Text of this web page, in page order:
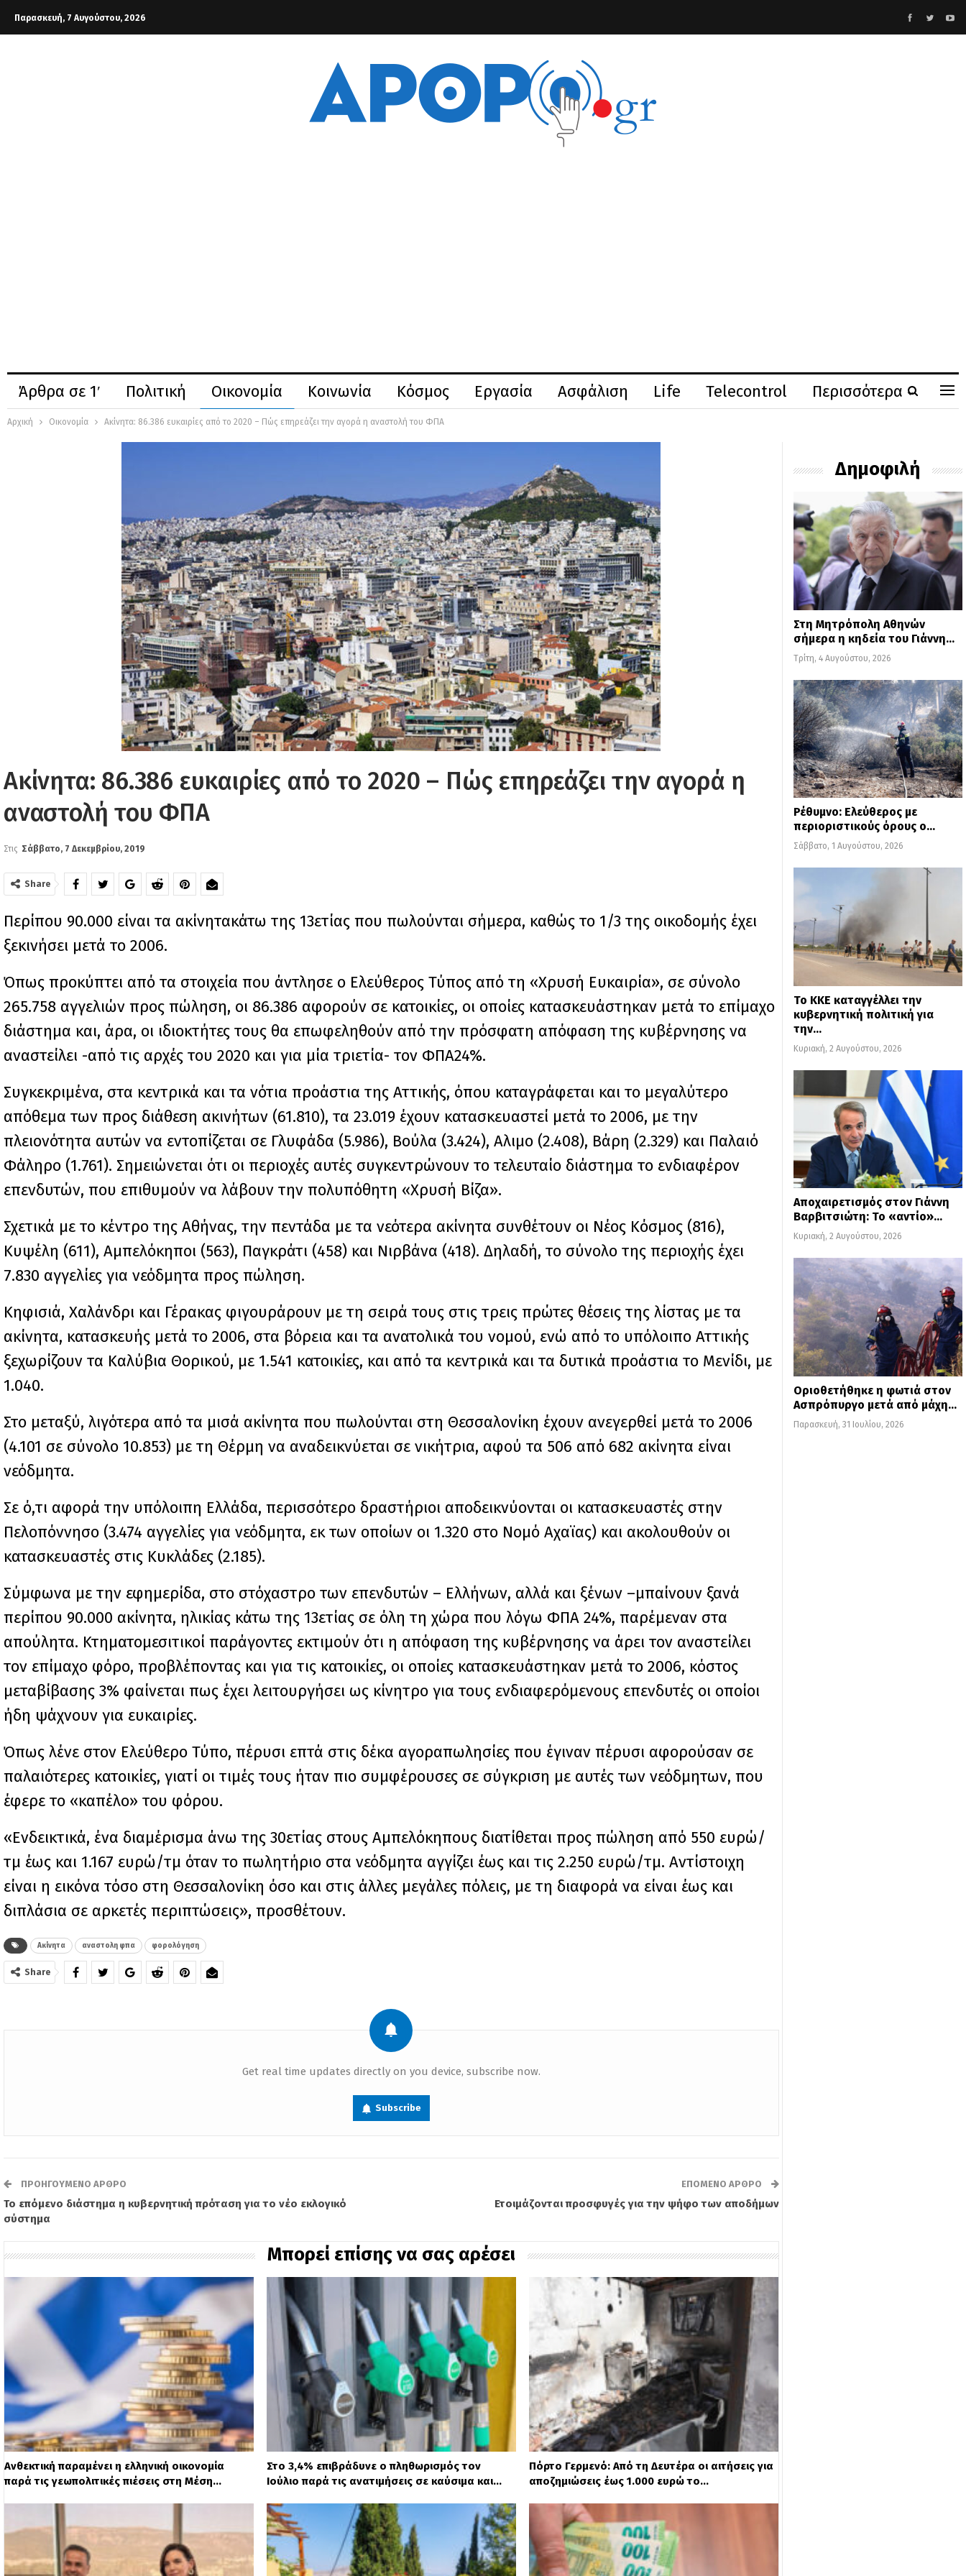
Παρασκευή, 7 Αυγούστου, 2026
Άρθρα σε 1′ Πολιτική Οικονομία Κοινωνία Κόσμος Εργασία Ασφάλιση Life Telecontrol Περισσότερα
Αρχική Οικονομία Ακίνητα: 86.386 ευκαιρίες από το 2020 – Πώς επηρεάζει την αγορά η αναστολή του ΦΠΑ
Ακίνητα: 86.386 ευκαιρίες από το 2020 – Πώς επηρεάζει την αγορά η
αναστολή του ΦΠΑ
Στις Σάββατο, 7 Δεκεμβρίου, 2019
Share
Περίπου 90.000 είναι τα ακίνητακάτω της 13ετίας που πωλούνται σήμερα, καθώς το 1/3 της οικοδομής έχει
ξεκινήσει μετά το 2006.
Όπως προκύπτει από τα στοιχεία που άντλησε ο Ελεύθερος Τύπος από τη «Χρυσή Ευκαιρία», σε σύνολο
265.758 αγγελιών προς πώληση, οι 86.386 αφορούν σε κατοικίες, οι οποίες κατασκευάστηκαν μετά το επίμαχο
διάστημα και, άρα, οι ιδιοκτήτες τους θα επωφεληθούν από την πρόσφατη απόφαση της κυβέρνησης να
αναστείλει -από τις αρχές του 2020 και για μία τριετία- τον ΦΠΑ24%.
Συγκεκριμένα, στα κεντρικά και τα νότια προάστια της Αττικής, όπου καταγράφεται και το μεγαλύτερο
απόθεμα των προς διάθεση ακινήτων (61.810), τα 23.019 έχουν κατασκευαστεί μετά το 2006, με την
πλειονότητα αυτών να εντοπίζεται σε Γλυφάδα (5.986), Βούλα (3.424), Αλιμο (2.408), Βάρη (2.329) και Παλαιό
Φάληρο (1.761). Σημειώνεται ότι οι περιοχές αυτές συγκεντρώνουν το τελευταίο διάστημα το ενδιαφέρον
επενδυτών, που επιθυμούν να λάβουν την πολυπόθητη «Χρυσή Βίζα».
Σχετικά με το κέντρο της Αθήνας, την πεντάδα με τα νεότερα ακίνητα συνθέτουν οι Νέος Κόσμος (816),
Κυψέλη (611), Αμπελόκηποι (563), Παγκράτι (458) και Νιρβάνα (418). Δηλαδή, το σύνολο της περιοχής έχει
7.830 αγγελίες για νεόδμητα προς πώληση.
Κηφισιά, Χαλάνδρι και Γέρακας φιγουράρουν με τη σειρά τους στις τρεις πρώτες θέσεις της λίστας με τα
ακίνητα, κατασκευής μετά το 2006, στα βόρεια και τα ανατολικά του νομού, ενώ από το υπόλοιπο Αττικής
ξεχωρίζουν τα Καλύβια Θορικού, με 1.541 κατοικίες, και από τα κεντρικά και τα δυτικά προάστια το Μενίδι, με
1.040.
Στο μεταξύ, λιγότερα από τα μισά ακίνητα που πωλούνται στη Θεσσαλονίκη έχουν ανεγερθεί μετά το 2006
(4.101 σε σύνολο 10.853) με τη Θέρμη να αναδεικνύεται σε νικήτρια, αφού τα 506 από 682 ακίνητα είναι
νεόδμητα.
Σε ό,τι αφορά την υπόλοιπη Ελλάδα, περισσότερο δραστήριοι αποδεικνύονται οι κατασκευαστές στην
Πελοπόννησο (3.474 αγγελίες για νεόδμητα, εκ των οποίων οι 1.320 στο Νομό Αχαϊας) και ακολουθούν οι
κατασκευαστές στις Κυκλάδες (2.185).
Σύμφωνα με την εφημερίδα, στο στόχαστρο των επενδυτών – Ελλήνων, αλλά και ξένων –μπαίνουν ξανά
περίπου 90.000 ακίνητα, ηλικίας κάτω της 13ετίας σε όλη τη χώρα που λόγω ΦΠΑ 24%, παρέμεναν στα
απούλητα. Κτηματομεσιτικοί παράγοντες εκτιμούν ότι η απόφαση της κυβέρνησης να άρει τον αναστείλει
τον επίμαχο φόρο, προβλέποντας και για τις κατοικίες, οι οποίες κατασκευάστηκαν μετά το 2006, κόστος
μεταβίβασης 3% φαίνεται πως έχει λειτουργήσει ως κίνητρο για τους ενδιαφερόμενους επενδυτές οι οποίοι
ήδη ψάχνουν για ευκαιρίες.
Όπως λένε στον Ελεύθερο Τύπο, πέρυσι επτά στις δέκα αγοραπωλησίες που έγιναν πέρυσι αφορούσαν σε
παλαιότερες κατοικίες, γιατί οι τιμές τους ήταν πιο συμφέρουσες σε σύγκριση με αυτές των νεόδμητων, που
έφερε το «καπέλο» του φόρου.
«Ενδεικτικά, ένα διαμέρισμα άνω της 30ετίας στους Αμπελόκηπους διατίθεται προς πώληση από 550 ευρώ/
τμ έως και 1.167 ευρώ/τμ όταν το πωλητήριο στα νεόδμητα αγγίζει έως και τις 2.250 ευρώ/τμ. Αντίστοιχη
είναι η εικόνα τόσο στη Θεσσαλονίκη όσο και στις άλλες μεγάλες πόλεις, με τη διαφορά να είναι έως και
διπλάσια σε αρκετές περιπτώσεις», προσθέτουν.
Ακίνητα αναστολη φπα φορολόγηση
Share
Get real time updates directly on you device, subscribe now.
Subscribe
ΠΡΟΗΓΟΎΜΕΝΟ ΆΡΘΡΟ
Το επόμενο διάστημα η κυβερνητική πρόταση για το νέο εκλογικό
σύστημα
ΕΠΌΜΕΝΟ ΆΡΘΡΟ
Ετοιμάζονται προσφυγές για την ψήφο των αποδήμων
Μπορεί επίσης να σας αρέσει
Ανθεκτική παραμένει η ελληνική οικονομία
παρά τις γεωπολιτικές πιέσεις στη Μέση…
Στο 3,4% επιβράδυνε ο πληθωρισμός τον
Ιούλιο παρά τις ανατιμήσεις σε καύσιμα και…
Πόρτο Γερμενό: Από τη Δευτέρα οι αιτήσεις για
αποζημιώσεις έως 1.000 ευρώ το…
Δημοφιλή
Στη Μητρόπολη Αθηνών
σήμερα η κηδεία του Γιάννη…
Τρίτη, 4 Αυγούστου, 2026
Ρέθυμνο: Ελεύθερος με
περιοριστικούς όρους ο…
Σάββατο, 1 Αυγούστου, 2026
Το ΚΚΕ καταγγέλλει την
κυβερνητική πολιτική για
την…
Κυριακή, 2 Αυγούστου, 2026
Αποχαιρετισμός στον Γιάννη
Βαρβιτσιώτη: Το «αντίο»…
Κυριακή, 2 Αυγούστου, 2026
Οριοθετήθηκε η φωτιά στον
Ασπρόπυργο μετά από μάχη…
Παρασκευή, 31 Ιουλίου, 2026